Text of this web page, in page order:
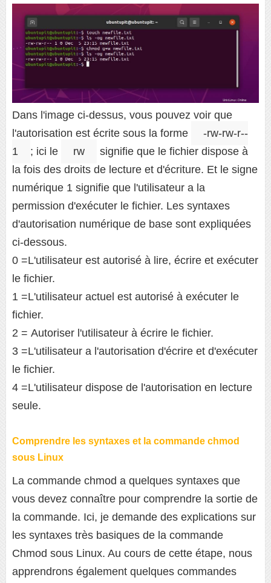
Dans l'image ci-dessus, vous pouvez voir que
l'autorisation est écrite sous la forme
-rw-rw-r--
1
; ici le rw
signifie que le fichier dispose à
la fois des droits de lecture et d'écriture. Et le signe
numérique 1 signifie que l'utilisateur a la
permission d'exécuter le fichier. Les syntaxes
d'autorisation numérique de base sont expliquées
ci-dessous.
0 =L'utilisateur est autorisé à lire, écrire et exécuter
le fichier.
1 =L'utilisateur actuel est autorisé à exécuter le
fichier.
2 = Autoriser l'utilisateur à écrire le fichier.
3 =L'utilisateur a l'autorisation d'écrire et d'exécuter
le fichier.
4 =L'utilisateur dispose de l'autorisation en lecture
seule.
Comprendre les syntaxes et la commande chmod
sous Linux
La commande chmod a quelques syntaxes que
vous devez connaître pour comprendre la sortie de
la commande. Ici, je demande des explications sur
les syntaxes très basiques de la commande
Chmod sous Linux. Au cours de cette étape, nous
apprendrons également quelques commandes